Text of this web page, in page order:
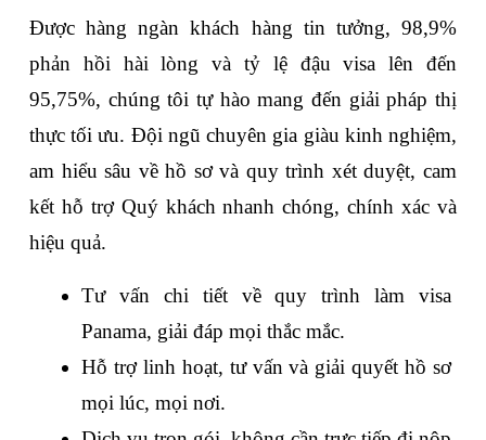
Được hàng ngàn khách hàng tin tưởng, 98,9%
phản hồi hài lòng và tỷ lệ đậu visa lên đến
95,75%, chúng tôi tự hào mang đến giải pháp thị
thực tối ưu. Đội ngũ chuyên gia giàu kinh nghiệm,
am hiểu sâu về hồ sơ và quy trình xét duyệt, cam
kết hỗ trợ Quý khách nhanh chóng, chính xác và
hiệu quả.
Tư vấn chi tiết về quy trình làm visa
Panama, giải đáp mọi thắc mắc.
Hỗ trợ linh hoạt, tư vấn và giải quyết hồ sơ
mọi lúc, mọi nơi.